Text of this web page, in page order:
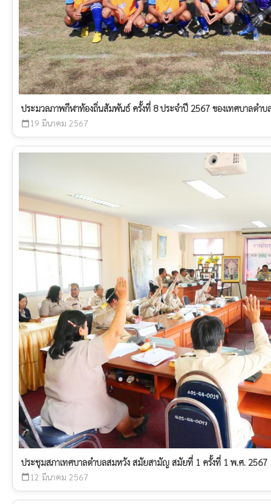
ประมวลภาพกีฬาท้องถิ่นสัมพันธ์ ครั้งที่ 8 ประจำปี 2567 ของเทศบาลตำบ
calendar_today 19 มีนาคม 2567
ประชุมสภาเทศบาลตำบลสมหวัง สมัยสามัญ สมัยที่ 1 ครั้งที่ 1 พ.ศ. 2567
calendar_today 12 มีนาคม 2567